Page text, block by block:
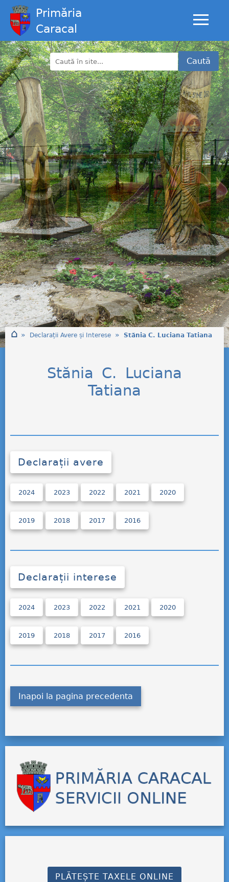
Primăria
Caracal
Caută
⌂ » Declarații Avere și Interese » Stănia C. Luciana Tatiana
Stănia C. Luciana
Tatiana
Declarații avere
2024 2023 2022 2021 2020
2019 2018 2017 2016
Declarații interese
2024 2023 2022 2021 2020
2019 2018 2017 2016
Inapoi la pagina precedenta
PLĂTEȘTE TAXELE ONLINE